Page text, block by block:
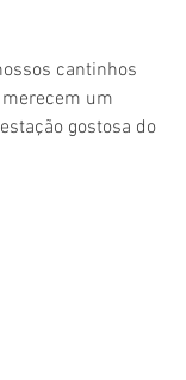
cantinhos
um
gostosa do